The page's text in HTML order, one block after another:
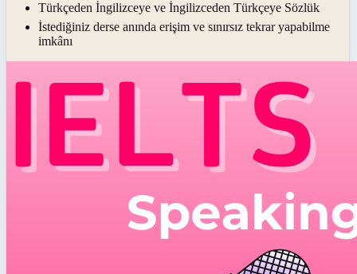
Türkçeden İngilizceye ve İngilizceden Türkçeye Sözlük
İstediğiniz derse anında erişim ve sınırsız tekrar yapabilme
imkânı